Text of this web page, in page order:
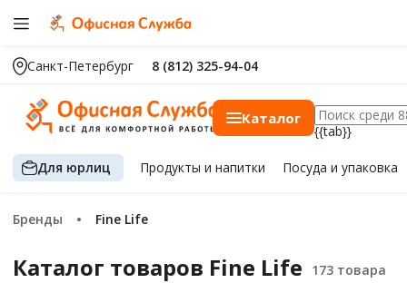
Санкт-Петербург 8 (812) 325-94-04
Каталог
{{tab}}
Для юрлиц Продуктыи напитки Посуда и упаковка
Бренды Fine Life
Каталог товаров Fine Life